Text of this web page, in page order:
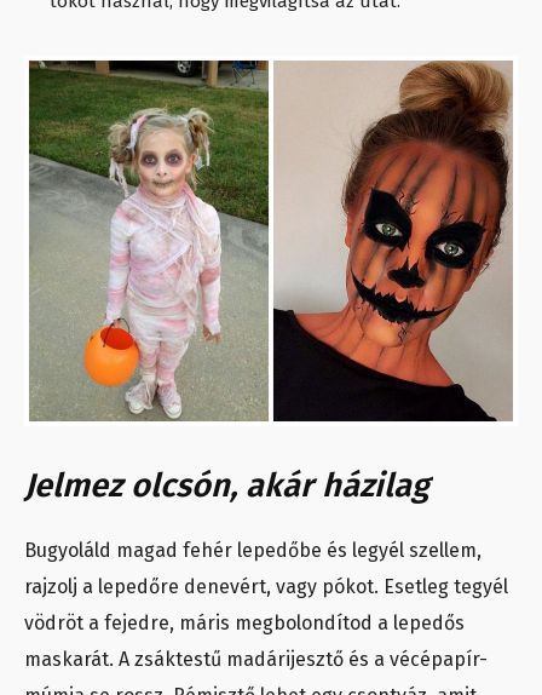
Jelmez olcsón, akár házilag
Bugyoláld magad fehér lepedőbe és legyél szellem,
rajzolj a lepedőre denevért, vagy pókot. Esetleg tegyél
vödröt a fejedre, máris megbolondítod a lepedős
maskarát. A zsáktestű madárijesztő és a vécépapír-